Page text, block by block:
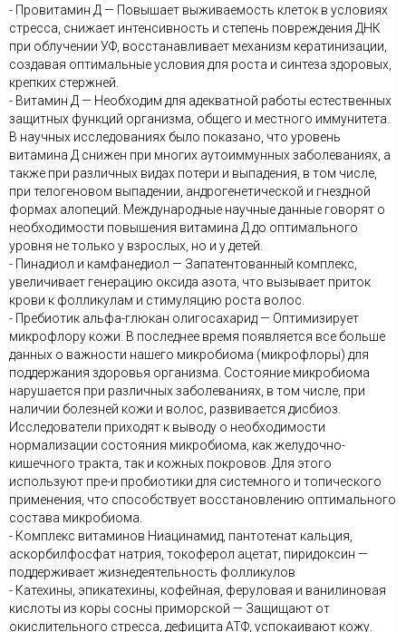
- Провитамин Д — Повышает выживаемость клеток в условиях
стресса, снижает интенсивность и степень повреждения ДНК
при облучении УФ, восстанавливает механизм кератинизации,
создавая оптимальные условия для роста и синтеза здоровых,
крепких стержней.
- Витамин Д — Необходим для адекватной работы естественных
защитных функций организма, общего и местного иммунитета.
В научных исследованиях было показано, что уровень
витамина Д снижен при многих аутоиммунных заболеваниях, а
также при различных видах потери и выпадения, в том числе,
при телогеновом выпадении, андрогенетической и гнездной
формах алопеций. Международные научные данные говорят о
необходимости повышения витамина Д до оптимального
уровня не только у взрослых, но и у детей.
- Пинадиол и камфанедиол — Запатентованный комплекс,
увеличивает генерацию оксида азота, что вызывает приток
крови к фолликулам и стимуляцию роста волос.
- Пребиотик альфа-глюкан олигосахарид — Оптимизирует
микрофлору кожи. В последнее время появляется все больше
данных о важности нашего микробиома (микрофлоры) для
поддержания здоровья организма. Состояние микробиома
нарушается при различных заболеваниях, в том числе, при
наличии болезней кожи и волос, развивается дисбиоз.
Исследователи приходят к выводу о необходимости
нормализации состояния микробиома, как желудочно-
кишечного тракта, так и кожных покровов. Для этого
используют пре-и пробиотики для системного и топического
применения, что способствует восстановлению оптимального
состава микробиома.
- Комплекс витаминов Ниацинамид, пантотенат кальция,
аскорбилфосфат натрия, токоферол ацетат, пиридоксин —
поддерживает жизнедеятельность фолликулов
- Катехины, эпикатехины, кофейная, феруловая и ванилиновая
кислоты из коры сосны приморской — Защищают от
окислительного стресса, дефицита АТФ, успокаивают кожу.